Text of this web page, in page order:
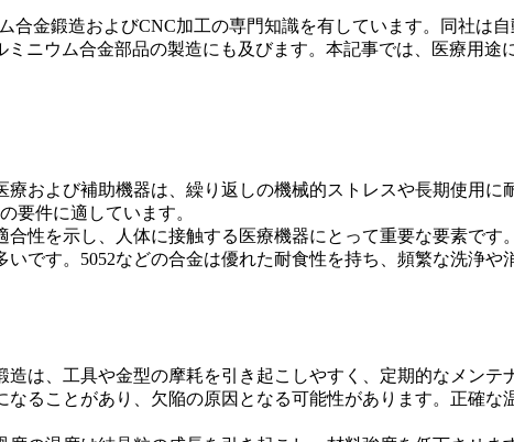
合金鍛造およびCNC加工の専門知識を有しています。同社は
ニウム合金部品の製造にも及びます。本記事では、医療用途
および補助機器は、繰り返しの機械的ストレスや長期使用に
要件に適しています。
性を示し、人体に接触する医療機器にとって重要な要素です。
です。5052などの合金は優れた耐食性を持ち、頻繁な洗浄や
は、工具や金型の摩耗を引き起こしやすく、定期的なメンテ
ることがあり、欠陥の原因となる可能性があります。正確